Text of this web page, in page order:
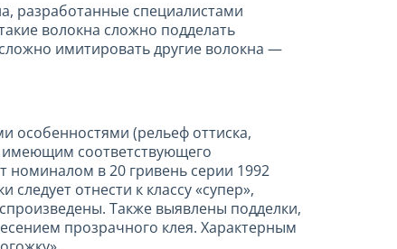
разработанные специалистами
волокна сложно подделать
имитировать другие волокна —
особенностями (рельеф оттиска,
имеющим соответствующего
номиналом в 20 гривень серии 1992
отнести к классу «супер»,
Также выявлены подделки,
прозрачного клея. Характерным